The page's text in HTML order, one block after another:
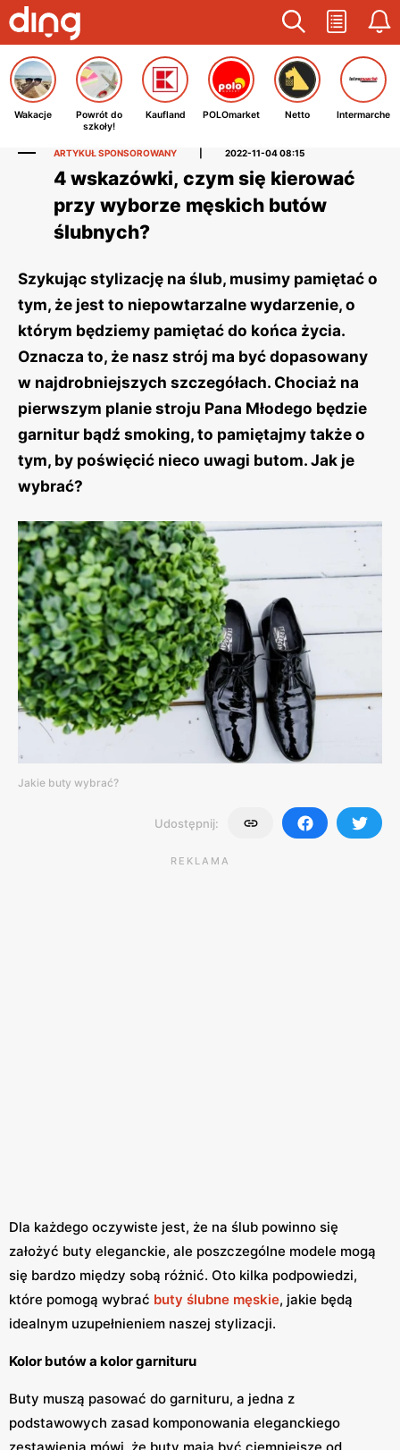
Wakacje
Powrót do
szkoły!
Kaufland POLOmarket Netto Intermarche
ARTYKUŁ SPONSOROWANY 2022-11-04 08:15
4 wskazówki, czym się kierować
przy wyborze męskich butów
ślubnych?
Szykując stylizację na ślub, musimy pamiętać o
tym, że jest to niepowtarzalne wydarzenie, o
którym będziemy pamiętać do końca życia.
Oznacza to, że nasz strój ma być dopasowany
w najdrobniejszych szczegółach. Chociaż na
pierwszym planie stroju Pana Młodego będzie
garnitur bądź smoking, to pamiętajmy także o
tym, by poświęcić nieco uwagi butom. Jak je
wybrać?
Jakie buty wybrać?
Udostępnij:
REKLAMA
Dla każdego oczywiste jest, że na ślub powinno się
założyć buty eleganckie, ale poszczególne modele mogą
się bardzo między sobą różnić. Oto kilka podpowiedzi,
które pomogą wybrać buty ślubne męskie, jakie będą
idealnym uzupełnieniem naszej stylizacji.
Kolor butów a kolor garnituru
Buty muszą pasować do garnituru, a jedna z
podstawowych zasad komponowania eleganckiego